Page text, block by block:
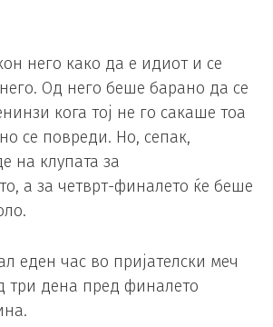
него како да е идиот и се
Од него беше барано да се
кога тој не го сакаше тоа
се повреди. Но, сепак,
на клупата за
а за четврт-финалето ќе беше
еден час во пријателски меч
три дена пред финалето